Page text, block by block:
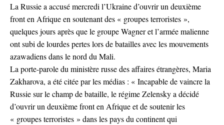
La Russie a accusé mercredi l’Ukraine d’ouvrir un deuxième
front en Afrique en soutenant des « groupes terroristes »,
quelques jours après que le groupe Wagner et l’armée malienne
ont subi de lourdes pertes lors de batailles avec les mouvements
azawadiens dans le nord du Mali.
La porte-parole du ministère russe des affaires étrangères, Maria
Zakharova, a été citée par les médias : « Incapable de vaincre la
Russie sur le champ de bataille, le régime Zelensky a décidé
d’ouvrir un deuxième front en Afrique et de soutenir les
« groupes terroristes » dans les pays du continent qui